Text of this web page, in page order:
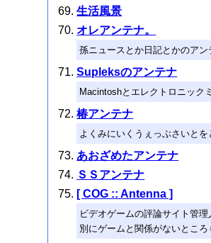
生活風景
オレアンテナ。
孫ニュースとか日記とかのアン
Supleksのアンテナ
Macintoshとエレクトロニック
椿アンテナ
よくみにいくうぇっぶさいとを
あおざめたアンテナ
ＳＳアンテナ
[ COG :: Antenna ]
ビデオゲームの評論サイト管
別にゲームと関係がないところ